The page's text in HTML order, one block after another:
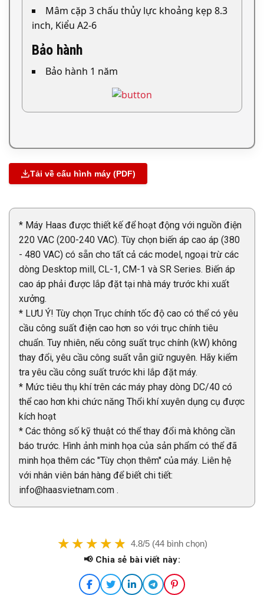
Mâm cặp 3 chấu thủy lực khoảng kẹp 8.3
inch, Kiểu A2-6
Bảo hành
Bảo hành 1 năm
Tải về cấu hình máy (PDF)
* Máy Haas được thiết kế để hoạt động với nguồn điện
220 VAC (200-240 VAC). Tùy chọn biến áp cao áp (380
- 480 VAC) có sẵn cho tất cả các model, ngoại trừ các
dòng Desktop mill, CL-1, CM-1 và SR Series. Biến áp
cao áp phải được lắp đặt tại nhà máy trước khi xuất
xưởng.
* LƯU Ý! Tùy chọn Trục chính tốc độ cao có thể có yêu
cầu công suất điện cao hơn so với trục chính tiêu
chuẩn. Tuy nhiên, nếu công suất trục chính (kW) không
thay đổi, yêu cầu công suất vẫn giữ nguyên. Hãy kiểm
tra yêu cầu công suất trước khi lắp đặt máy.
* Mức tiêu thụ khí trên các máy phay dòng DC/40 có
thể cao hơn khi chức năng Thổi khí xuyên dụng cụ được
kích hoạt
* Các thông số kỹ thuật có thể thay đổi mà không cần
báo trước. Hình ảnh minh họa của sản phẩm có thể đã
minh họa thêm các "Tùy chọn thêm" của máy. Liên hệ
với nhân viên bán hàng để biết chi tiết:
info@haasvietnam.com .
4.8/5 (44 bình chọn)
📢 Chia sẻ bài viết này: